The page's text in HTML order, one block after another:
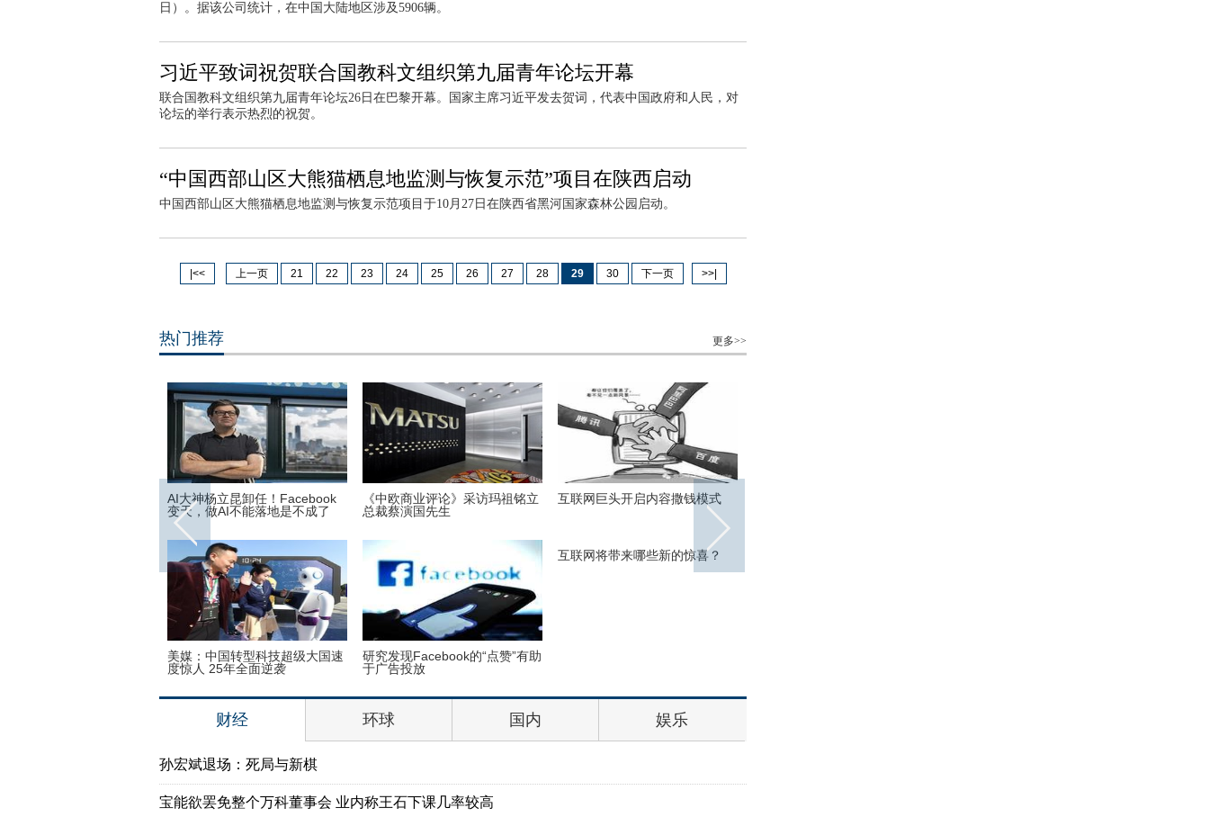
日）。据该公司统计，在中国大陆地区涉及5906辆。
习近平致词祝贺联合国教科文组织第九届青年论坛开幕
联合国教科文组织第九届青年论坛26日在巴黎开幕。国家主席习近平发去贺词，代表中国政府和人民，对
论坛的举行表示热烈的祝贺。
“中国西部山区大熊猫栖息地监测与恢复示范”项目在陕西启动
中国西部山区大熊猫栖息地监测与恢复示范项目于10月27日在陕西省黑河国家森林公园启动。
|<< 上一页 21 22 23 24 25 26 27 28 29 30 下一页 >>|